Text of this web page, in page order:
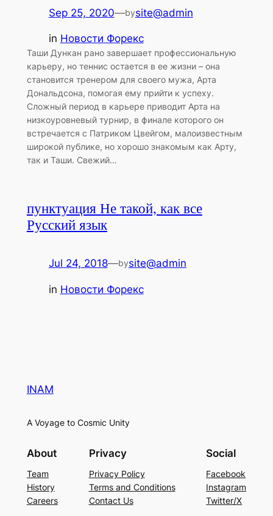
Sep 25, 2020—bysite@admin
in Новости Форекс
Таши Дункан рано завершает профессиональную
карьеру, но теннис остается в ее жизни – она
становится тренером для своего мужа, Арта
Дональдсона, помогая ему прийти к успеху.
Сложный период в карьере приводит Арта на
низкоуровневый турнир, в финале которого он
встречается с Патриком Цвейгом, малоизвестным
широкой публике, но хорошо знакомым как Арту,
так и Таши. Свежий…
пунктуация Не такой, как все
Русский язык
Jul 24, 2018—bysite@admin
in Новости Форекс
INAM
A Voyage to Cosmic Unity
About
Team
History
Careers
Privacy
Privacy Policy
Terms and Conditions
Contact Us
Social
Facebook
Instagram
Twitter/X